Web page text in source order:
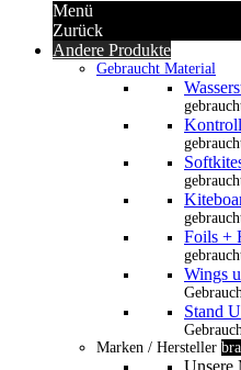
Menü
Zurück
Andere Produkte
Gebraucht Material
Foils +
Wings
Stand
Marken / Hersteller
Unsere